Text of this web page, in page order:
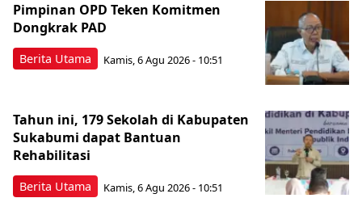
Berita Utama
Pimpinan OPD Teken Komitmen
Dongkrak PAD
Kamis, 6 Agu 2026 - 10:51
Berita Utama
Tahun ini, 179 Sekolah di Kabupaten
Sukabumi dapat Bantuan
Rehabilitasi
Kamis, 6 Agu 2026 - 10:51